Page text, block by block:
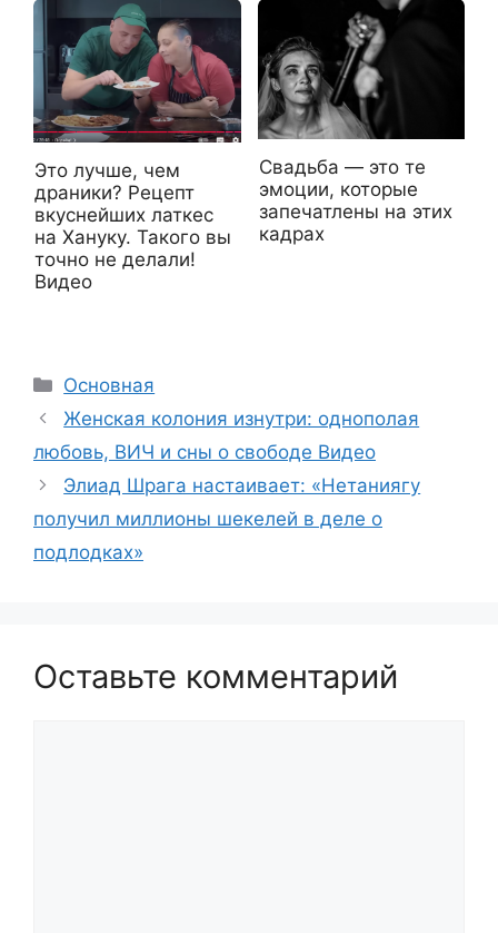
Это лучше, чем
драники? Рецепт
вкуснейших латкес
на Хануку. Такого вы
точно не делали!
Видео
Свадьба — это те
эмоции, которые
запечатлены на этих
кадрах
Рубрики
Основная
Женская колония изнутри: однополая
любовь, ВИЧ и сны о свободе Видео
Элиад Шрага настаивает: «Нетаниягу
получил миллионы шекелей в деле о
подлодках»
Оставьте комментарий